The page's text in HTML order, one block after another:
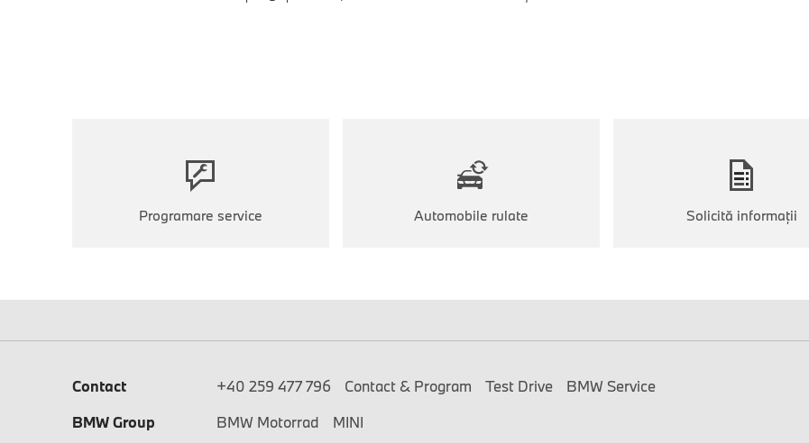
Programare service Automobile rulate Solicită informaţii
Contact +40 259 477 796 Contact & Program Test Drive
BMW Service
BMW Group
BMW Motorrad MINI